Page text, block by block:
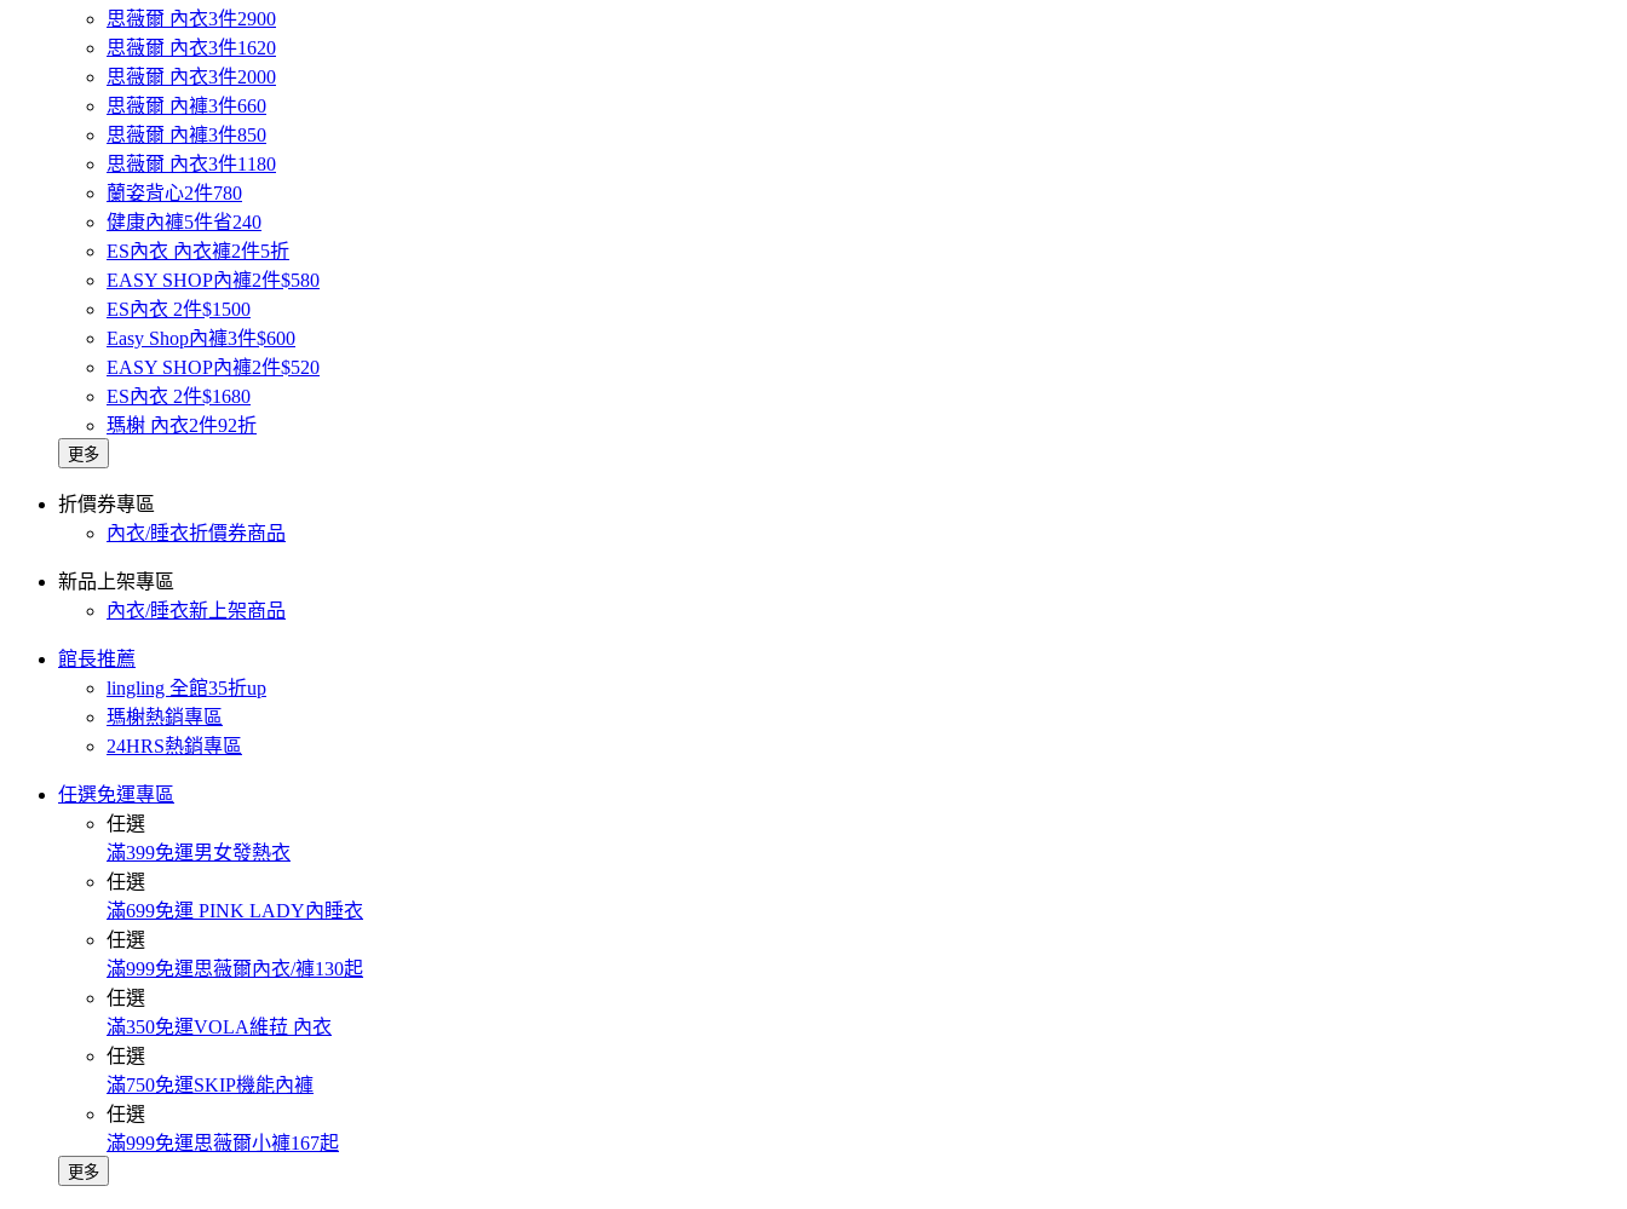
思薇爾 內衣3件2900
思薇爾 內衣3件1620
思薇爾 內衣3件2000
思薇爾 內褲3件660
思薇爾 內褲3件850
思薇爾 內衣3件1180
蘭姿背心2件780
健康內褲5件省240
ES內衣 內衣褲2件5折
EASY SHOP內褲2件$580
ES內衣 2件$1500
Easy Shop內褲3件$600
EASY SHOP內褲2件$520
ES內衣 2件$1680
瑪榭 內衣2件92折
更多
折價券專區
內衣/睡衣折價券商品
新品上架專區
內衣/睡衣新上架商品
館長推薦
lingling 全館35折up
瑪榭熱銷專區
24HRS熱銷專區
任選免運專區
任選
滿399免運男女發熱衣
任選
滿699免運 PINK LADY內睡衣
任選
滿999免運思薇爾內衣/褲130起
任選
滿350免運VOLA維菈 內衣
任選
滿750免運SKIP機能內褲
任選
滿999免運思薇爾小褲167起
更多